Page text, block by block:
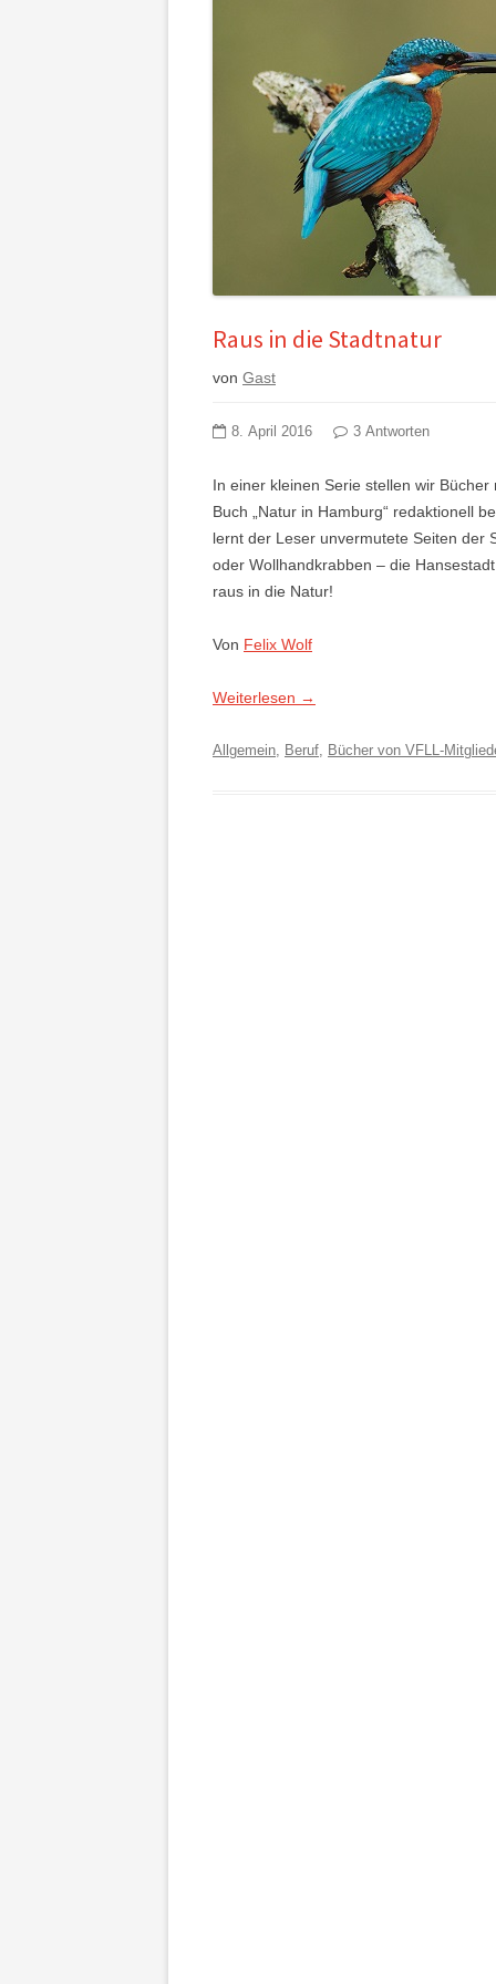
Raus in die Stadtnatur
von Gast
8. April 2016 3 Antworten
In einer kleinen Serie stellen wir
Buch „Natur in Hamburg“ redaktionell
lernt der Leser unvermutete Seiten der
oder Wollhandkrabben – die
raus in die Natur!
Von Felix Wolf
Weiterlesen →
Allgemein, Beruf, Bücher von VFLL-